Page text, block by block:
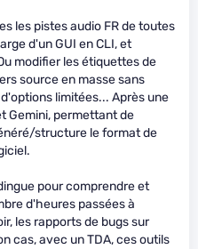
les pistes audio FR de toutes
d'un GUI en CLI, et
modifier les étiquettes de
source en masse sans
limitées... Après une
Gemini, permettant de
structure le format de
pour comprendre et
d'heures passées à
les rapports de bugs sur
cas, avec un TDA, ces outils